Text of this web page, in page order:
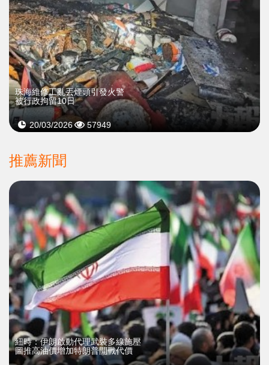
珠海維修工亂丟煙頭引發火警
被行政拘留10日
20/03/2026 57949
推薦新聞
紐時：伊朗啟動代理武裝多線施壓
圖推高油價增加特朗普開戰代價